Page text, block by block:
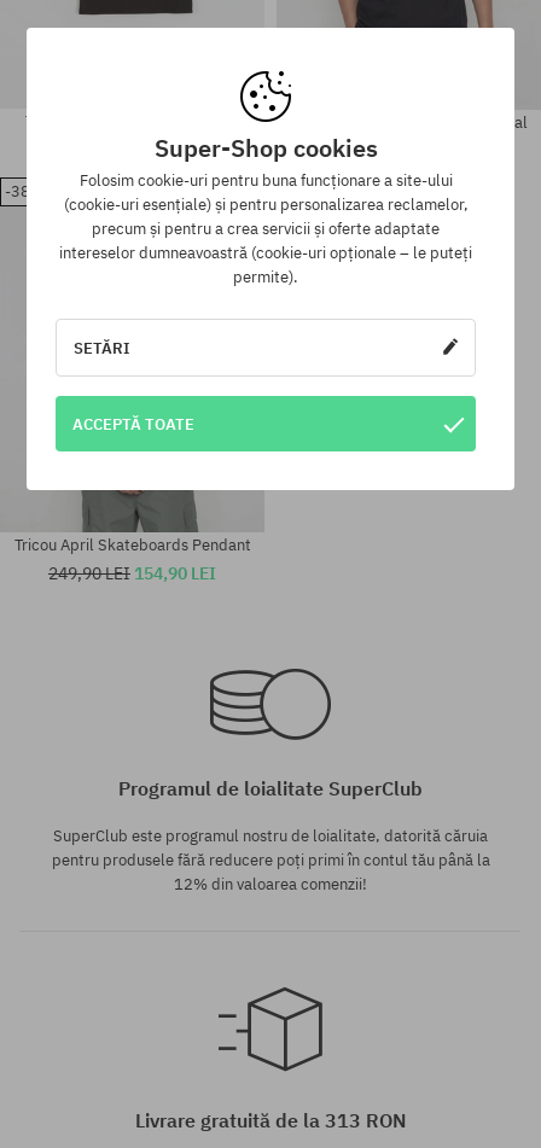
Mărimi existente:
M; L; XL
Mărimi existente:
M
Tricou April Skateboards Stars
154,90 LEI
M
Tricou April Skateboards Material
249,90 LEI
-38%
Tricou April Skateboards Pendant
249,90 LEI 154,90 LEI
Programul de loialitate SuperClub
SuperClub este programul nostru de loialitate, datorită căruia
pentru produsele fără reducere poți primi în contul tău până la
12% din valoarea comenzii!
Livrare gratuită de la 313 RON
Super-Shop cookies
Folosim cookie-uri pentru buna funcționare a site-ului
(cookie-uri esențiale) și pentru personalizarea reclamelor,
precum și pentru a crea servicii și oferte adaptate
intereselor dumneavoastră (cookie-uri opționale – le puteți
permite).
SETĂRI
ACCEPTĂ TOATE